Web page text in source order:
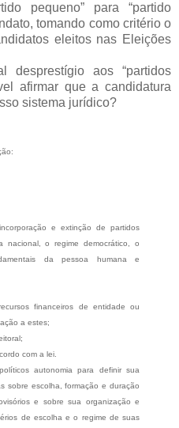
pequeno” para “partido
tomando como critério o
eleitos nas Eleições
desprestígio aos “partidos
afirmar que a candidatura
sistema jurídico?
e extinção de partidos
nacional, o regime democrático, o
da pessoa humana e
financeiros de entidade ou
a estes;
com a lei.
autonomia para definir sua
sobre escolha, formação e duração
e sobre sua organização e
de escolha e o regime de suas